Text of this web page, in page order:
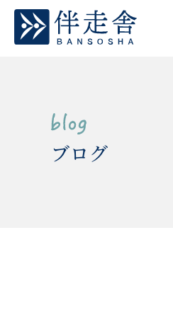
ブログ